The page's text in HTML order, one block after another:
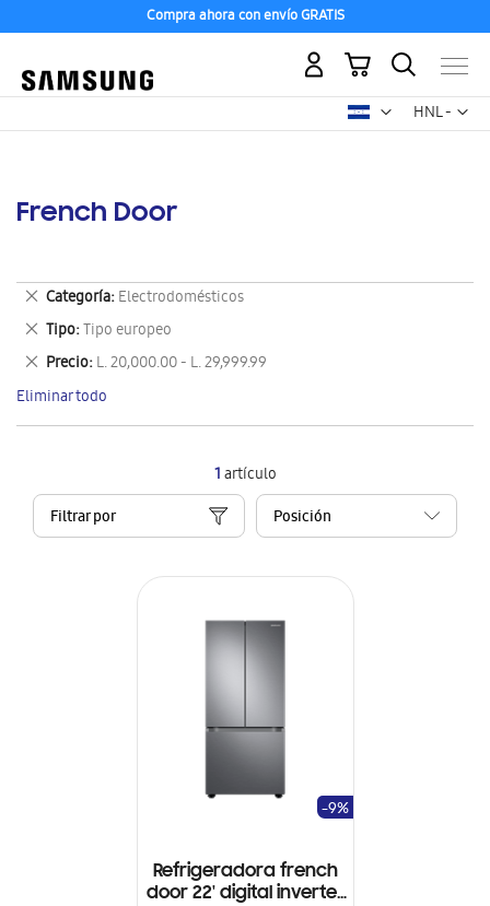
Compra ahora con envío GRATIS
HNL -
lempira
Mi carrito
French Door
1artículo
Filtrar por
Refrigeradora french
door 22' digital inverter
-9%
Categoría Electrodomésticos
Eliminar
este
artículo
Tipo Tipo europeo
Eliminar
este
artículo
Precio L. 20,000.00 - L. 29,999.99
Eliminar
este
artículo
Eliminar todo